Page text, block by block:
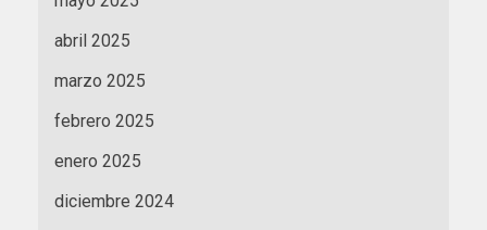
abril 2025
marzo 2025
febrero 2025
enero 2025
diciembre 2024